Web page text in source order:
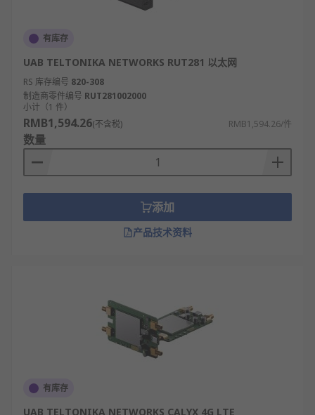
有库存
UAB TELTONIKA NETWORKS RUT281 以太网
RS 库存编号 820-308
制造商零件编号 RUT281002000
小计（1 件）
RMB1,594.26(不含税) RMB1,594.26/件
数量
添加
产品技术资料
有库存
UAB TELTONIKA NETWORKS CALYX 4G LTE